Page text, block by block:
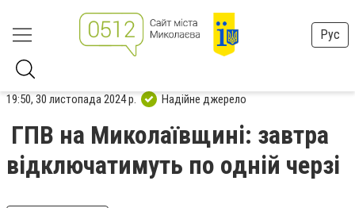
Рус
19:50, 30 листопада 2024 р. Надійне джерело
ГПВ на Миколаївщині: завтра
відключатимуть по одній черзі